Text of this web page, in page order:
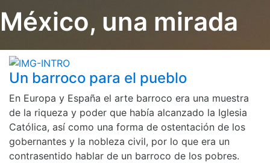
México, una mirada
Un barroco para el pueblo
En Europa y España el arte barroco era una muestra
de la riqueza y poder que había alcanzado la Iglesia
Católica, así como una forma de ostentación de los
gobernantes y la nobleza civil, por lo que era un
contrasentido hablar de un barroco de los pobres.